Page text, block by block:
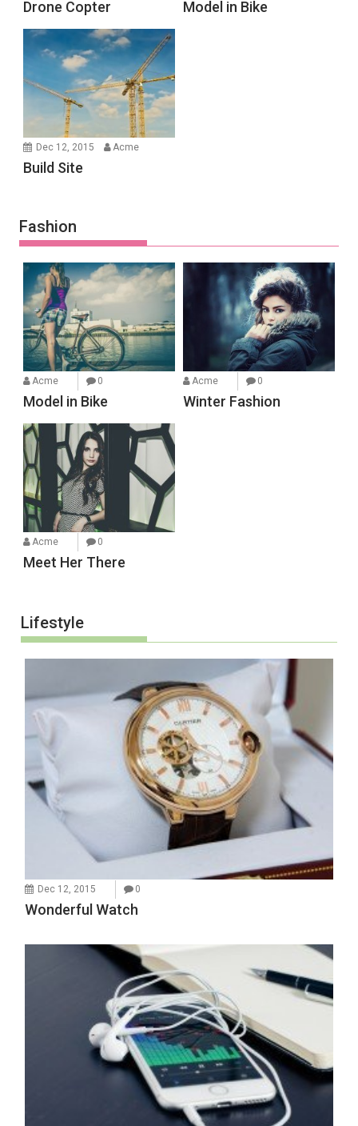
Drone Copter Model in Bike
Dec 12, 2015 Acme
Build Site
Fashion
Acme 0
Model in Bike
Acme 0
Winter Fashion
Acme 0
Meet Her There
Lifestyle
Dec 12, 2015 0
Wonderful Watch